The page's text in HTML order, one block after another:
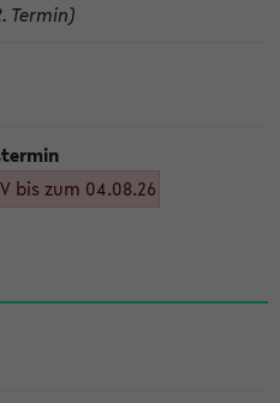
Termin)
bis zum 04.08.26